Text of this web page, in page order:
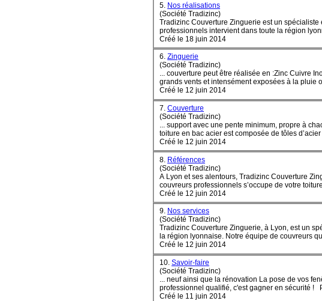
5. Nos réalisations
(Société Tradizinc)
Tradizinc Couverture Zinguerie est un
professionnels intervient dans toute la région
Créé le 18 juin 2014
6. Zinguerie
(Société Tradizinc)
... couverture peut être réalisée en :Zinc Cuivre
grands vents et intensément exposées à la pluie
Créé le 12 juin 2014
7. Couverture
(Société Tradizinc)
... support avec une pente minimum, propre à
toiture en bac acier est composée de tôles
Créé le 12 juin 2014
8. Références
(Société Tradizinc)
A Lyon et ses alentours, Tradizinc Couverture
couvreurs professionnels s’occupe de votre
Créé le 12 juin 2014
9. Nos services
(Société Tradizinc)
Tradizinc Couverture Zinguerie, à Lyon, est un
la région lyonnaise. Notre équipe de couvreurs
Créé le 12 juin 2014
10. Savoir-faire
(Société Tradizinc)
... neuf ainsi que la rénovation La pose de vos
professionnel qualifié, c'est gagner en sécurité !
Créé le 11 juin 2014